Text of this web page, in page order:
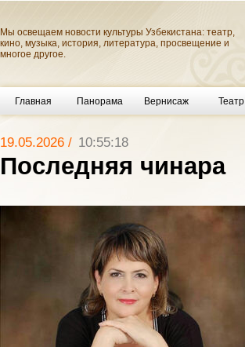
Мы освещаем новости культуры Узбекистана: театр,
кино, музыка, история, литература, просвещение и
многое другое.
Главная Панорама Вернисаж Театр
19.05.2026 / 10:55:18
Последняя чинара